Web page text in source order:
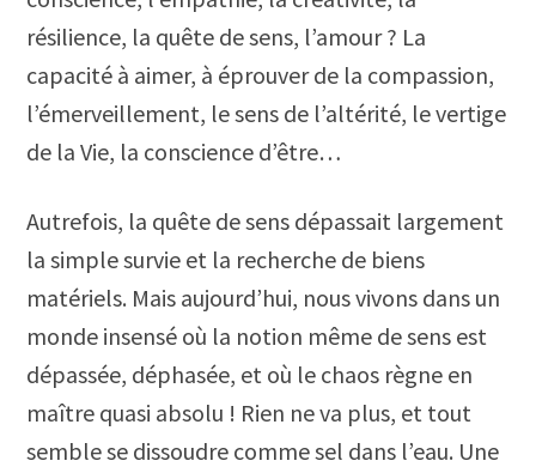
résilience, la quête de sens, l’amour ? La
capacité à aimer, à éprouver de la compassion,
l’émerveillement, le sens de l’altérité, le vertige
de la Vie, la conscience d’être…
Autrefois, la quête de sens dépassait largement
la simple survie et la recherche de biens
matériels. Mais aujourd’hui, nous vivons dans un
monde insensé où la notion même de sens est
dépassée, déphasée, et où le chaos règne en
maître quasi absolu ! Rien ne va plus, et tout
semble se dissoudre comme sel dans l’eau. Une